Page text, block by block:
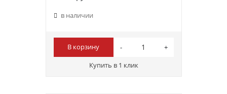
в наличии
В корзину
Купить в 1 клик